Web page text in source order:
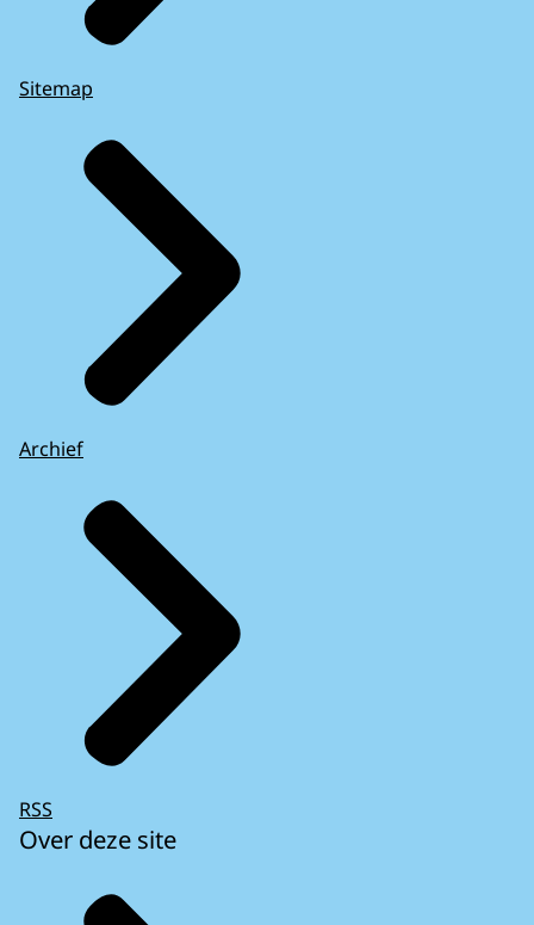
Sitemap
Archief
RSS
Over deze site